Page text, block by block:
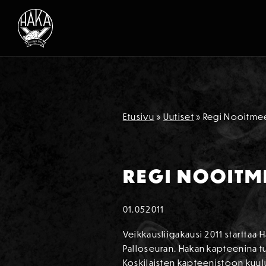
Siirry sisältöön
Etusivu » Uutiset » Regi
REGI
01.052011
Veikkausliigakausi 2011 starttaa
Palloseuran. Hakan kapteenina
Koskilaisten kapteenistoon